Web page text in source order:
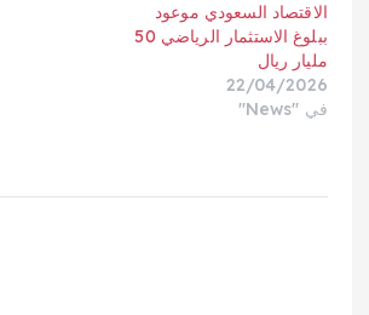
الاقتصاد السعودي موعود
ببلوغ الاستثمار الرياضي 50
مليار ريال
22/04/2026
في "News"